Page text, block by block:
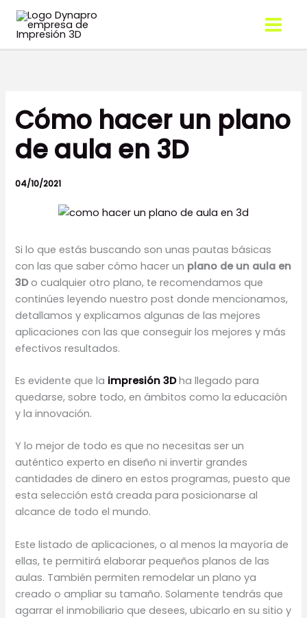
contenido
Cómo hacer un plano
de aula en 3D
04/10/2021
Si lo que estás buscando son unas pautas básicas
con las que saber cómo hacer un plano de un aula en
3Do cualquier otro plano, te recomendamos que
continúes leyendo nuestro post donde mencionamos,
detallamos y explicamos algunas de las mejores
aplicaciones con las que conseguir los mejores y más
efectivos resultados.
Es evidente que la impresión 3Dha llegado para
quedarse, sobre todo, en ámbitos como la educación
y la innovación.
Y lo mejor de todo es que no necesitas ser un
auténtico experto en diseño ni invertir grandes
cantidades de dinero en estos programas, puesto que
esta selección está creada para posicionarse al
alcance de todo el mundo.
Este listado de aplicaciones, o al menos la mayoría de
ellas, te permitirá elaborar pequeños planos de las
aulas. También permiten remodelar un plano ya
creado o ampliar su tamaño. Solamente tendrás que
agarrar el inmobiliario que desees, ubicarlo en su sitio y